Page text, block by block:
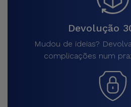
Devolução
Mudou de ideias?
complicações num